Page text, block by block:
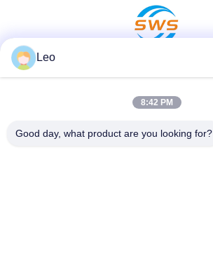
Leo
8:42 PM
Good day, what product are you looking for?